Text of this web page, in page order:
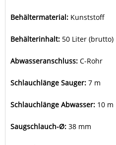
Behältermaterial: Kunststoff
Behälterinhalt: 50 Liter (brutto)
Abwasseranschluss: C-Rohr
Schlauchlänge Sauger: 7 m
Schlauchlänge Abwasser: 10 m
Saugschlauch-Ø: 38 mm